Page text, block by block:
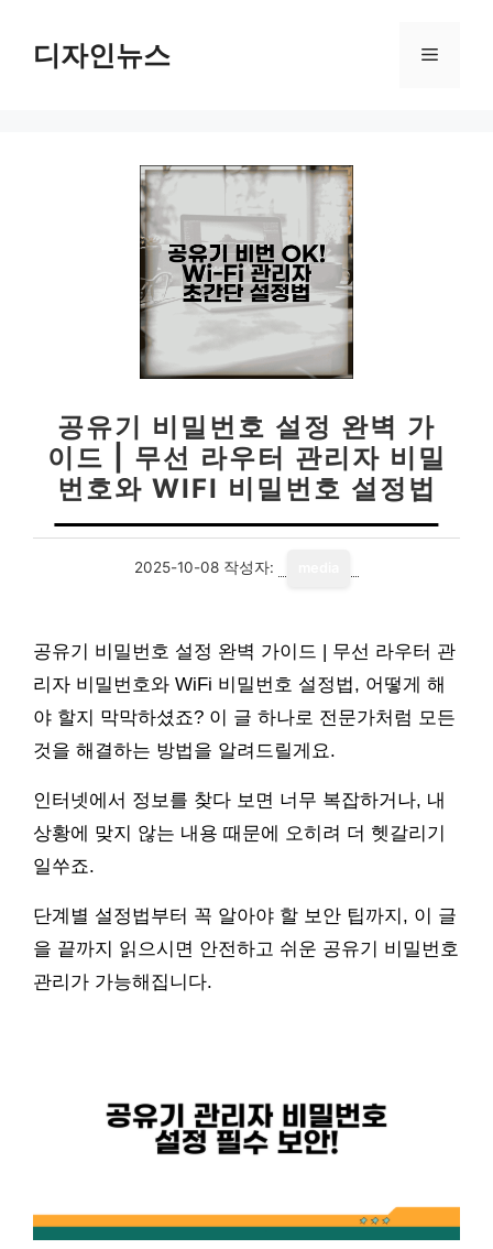
디자인뉴스 메
공유기 비밀번호 설정 완벽 가
이드 | 무선 라우터 관리자 비밀
번호와 WIFI 비밀번호 설정법
2025-10-08 작성자:
공유기 비밀번호 설정 완벽 가이드 | 무선 라우터 관
리자 비밀번호와 WiFi 비밀번호 설정법, 어떻게 해
야 할지 막막하셨죠? 이 글 하나로 전문가처럼 모든
것을 해결하는 방법을 알려드릴게요.
인터넷에서 정보를 찾다 보면 너무 복잡하거나, 내
상황에 맞지 않는 내용 때문에 오히려 더 헷갈리기
일쑤죠.
단계별 설정법부터 꼭 알아야 할 보안 팁까지, 이 글
을 끝까지 읽으시면 안전하고 쉬운 공유기 비밀번호
관리가 가능해집니다.